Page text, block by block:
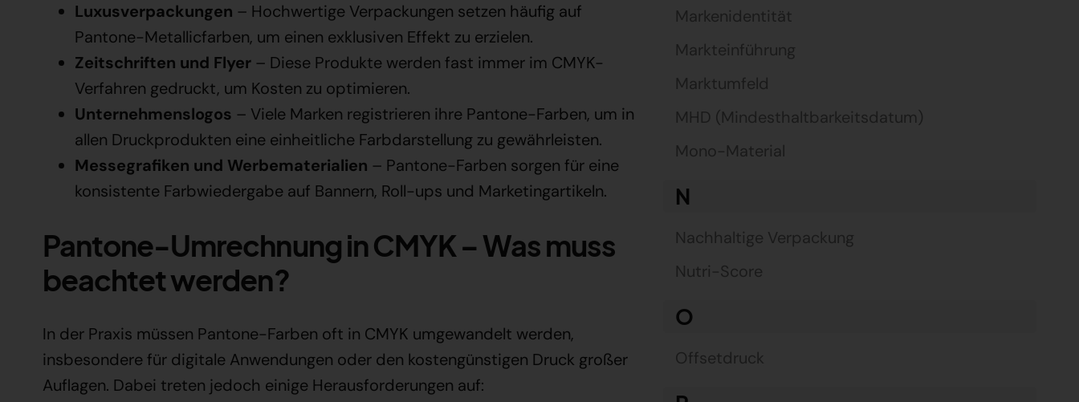
Luxusverpackungen – Hochwertige Verpackungen setzen häufig auf
Pantone-Metallicfarben, um einen exklusiven Effekt zu erzielen.
Zeitschriften und Flyer – Diese Produkte werden fast immer im CMYK-
Verfahren gedruckt, um Kosten zu optimieren.
Unternehmenslogos – Viele Marken registrieren ihre Pantone-Farben, um in
allen Druckprodukten eine einheitliche Farbdarstellung zu gewährleisten.
Messegrafiken und Werbematerialien – Pantone-Farben sorgen für eine
konsistente Farbwiedergabe auf Bannern, Roll-ups und Marketingartikeln.
Pantone-Umrechnung in CMYK – Was muss
beachtet werden?
In der Praxis müssen Pantone-Farben oft in CMYK umgewandelt werden,
insbesondere für digitale Anwendungen oder den kostengünstigen Druck großer
Auflagen. Dabei treten jedoch einige Herausforderungen auf:
Markenidentität
Markteinführung
Marktumfeld
MHD (Mindesthaltbarkeitsdatum)
Mono-Material
N
Nachhaltige Verpackung
Nutri-Score
O
Offsetdruck